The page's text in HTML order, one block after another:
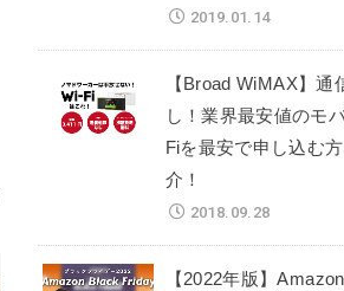
2019.01.14
【Broad WiMAX】通
し！業界最安値のモ
Fiを最安で申し込む
介！
2018.09.28
【2022年版】